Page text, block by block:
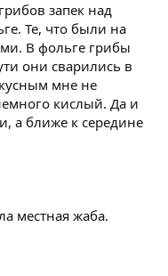
запек над
Те, что были на
В фольге грибы
они сварились в
мне не
кислый. Да и
а ближе к середине
местная жаба.